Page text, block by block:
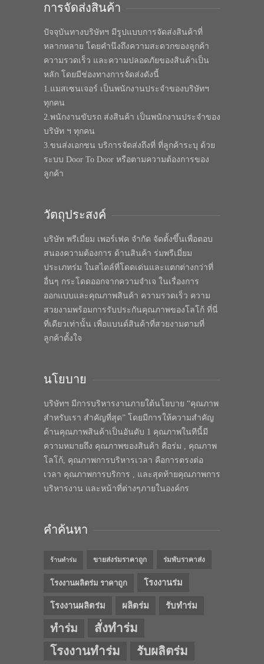
การจัดส่งสินค้า
ปัจจุบันทางบริษัทฯ มีรูปแบบการจัดส่งสินค้าที่
หลากหลาย โดยคำนึงถึงความสะดวกของลูกค้า
ความรวดเร็ว และความปลอดภัยของสินค้าเป็น
หลัก โดยมีช่องทางการจัดส่งดังนี้
1.แมสเซนเจอร์ เป็นพนักงานประจำของบริษัทฯ
ทุกคน
2.พนักงานขับรถ ส่งสินค้า เป็นพนักงานประจำของ
บริษัท ฯ ทุกคน
3.ขนส่งเอกชน บริการจัดส่งถึงที่ ที่ลูกค้าระบุ ด้วย
ระบบ Door To Door หรือตามความต้องการของ
ลูกค้า
วัตถุประสงค์
บริษัท พรีเมี่ยม เพอร์เฟค จำกัด จัดตั้งขึ้นเพื่อตอบ
สนองความต้องการ ด้านสินค้า ร่มพรีเมี่ยม
ประเภทร่ม ในสไตล์ที่โดดเด่นและแตกต่างกว่าที่
อื่นๆ กระโดดออกจากความจำเจ ในเรื่องการ
ออกแบบและคุณภาพสินค้า ความรวดเร็ว ความ
สวยงามพร้อมการรับประกันคุณภาพของโลโก้ ที่นี่
ที่เดียวเท่านั้น เพื่อแบนด์สินค้าที่สวยงามตามที่
ลูกค้าตั้งใจ
นโยบาย
บริษัทฯ มีการบริหารงานภายใต้นโยบาย “คุณภาพ
สำหรับเรา สำคัญที่สุด” โดยมีการให้ความสำคัญ
ด้านคุณภาพสินค้าเป็นอันดับ 1 คุณภาพในทีนี้มี
ความหมายถึง คุณภาพของสินค้า คือร่ม , คุณภาพ
โลโก้, คุณภาพการบริหารเวลา คือการตรงต่อ
เวลา คุณภาพการบริการ , และสุดท้ายคุณภาพการ
บริหารงาน และหน้าที่ต่างๆภายในองค์กร
คำค้นหา
ร้านทำร่ม ขายส่งร่มราคาถูก ร่มพับราคาส่ง
โรงงานผลิตร่ม ราคาถูก โรงงานร่ม
โรงงานผลิตร่ม ผลิตร่ม รับทำร่ม
ทำร่ม
สั่งทำร่ม
โรงงานทำร่ม
รับผลิตร่ม